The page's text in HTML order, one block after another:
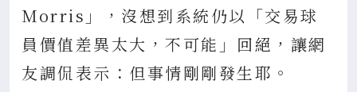
Morris」，沒想到系統仍以「交易球
員價值差異太大，不可能」回絕，讓網
友調侃表示：但事情剛剛發生耶。